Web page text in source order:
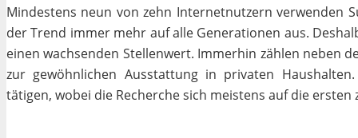
Mindestens neun von zehn Internetnutzern verwenden
der Trend immer mehr auf alle Generationen aus.
einen wachsenden Stellenwert. Immerhin zählen neben
zur gewöhnlichen Ausstattung in privaten
tätigen, wobei die Recherche sich meistens auf die